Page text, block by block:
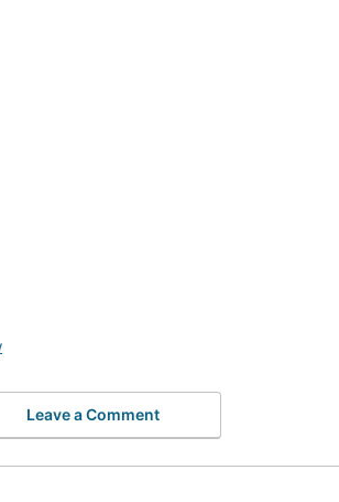
Leave a Comment